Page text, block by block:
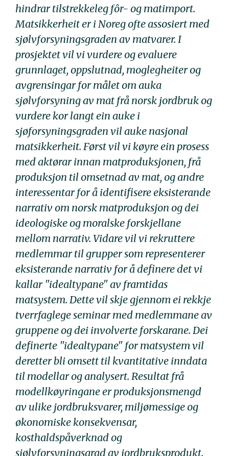
hindrar tilstrekkeleg fôr- og matimport.
Matsikkerheit er i Noreg ofte assosiert med
sjølvforsyningsgraden av matvarer. I
prosjektet vil vi vurdere og evaluere
grunnlaget, oppslutnad, moglegheiter og
avgrensingar for målet om auka
sjølvforsyning av mat frå norsk jordbruk og
vurdere kor langt ein auke i
sjøforsyningsgraden vil auke nasjonal
matsikkerheit. Først vil vi køyre ein prosess
med aktørar innan matproduksjonen, frå
produksjon til omsetnad av mat, og andre
interessentar for å identifisere eksisterande
narrativ om norsk matproduksjon og dei
ideologiske og moralske forskjellane
mellom narrativ. Vidare vil vi rekruttere
medlemmar til grupper som representerer
eksisterande narrativ for å definere det vi
kallar "idealtypane" av framtidas
matsystem. Dette vil skje gjennom ei rekkje
tverrfaglege seminar med medlemmane av
gruppene og dei involverte forskarane. Dei
definerte "idealtypane" for matsystem vil
deretter bli omsett til kvantitative inndata
til modellar og analysert. Resultat frå
modellkøyringane er produksjonsmengd
av ulike jordbruksvarer, miljømessige og
økonomiske konsekvensar,
kosthaldspåverknad og
sjølvforsyningsgrad av jordbruksprodukt.